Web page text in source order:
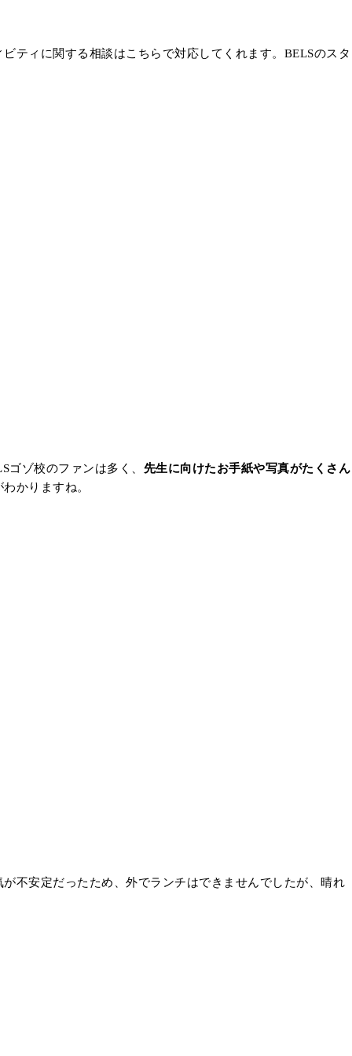
ティに関する相談はこちらで対応してくれます。BELSのスタ
ゴゾ校のファンは多く、 先生に向けたお手紙や写真がたくさん
かりますね。
が不安定だったため、外でランチはできませんでしたが、晴れ